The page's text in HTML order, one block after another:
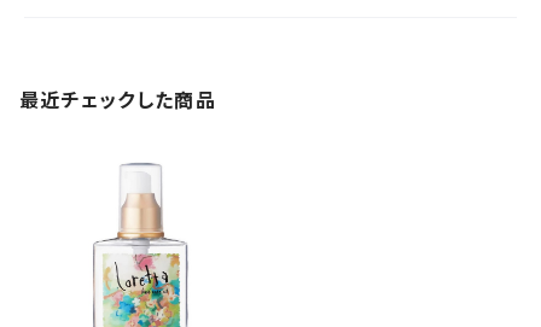
最近チェックした商品